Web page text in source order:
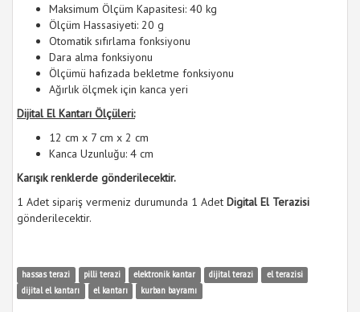
Maksimum Ölçüm Kapasitesi: 40 kg
Ölçüm Hassasiyeti: 20 g
Otomatik sıfırlama fonksiyonu
Dara alma fonksiyonu
Ölçümü hafızada bekletme fonksiyonu
Ağırlık ölçmek için kanca yeri
Dijital El Kantarı Ölçüleri:
12 cm x 7 cm x 2 cm
Kanca Uzunluğu: 4 cm
Karışık renklerde gönderilecektir.
1 Adet sipariş vermeniz durumunda 1 Adet Digital El Terazisi
gönderilecektir.
hassas terazi pilli terazi elektronik kantar dijital terazi
el terazisi
dijital el kantarı
el kantarı kurban bayramı